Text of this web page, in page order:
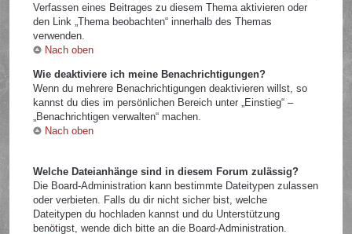
Verfassen eines Beitrages zu diesem Thema aktivieren oder
den Link „Thema beobachten“ innerhalb des Themas
verwenden.
Nach oben
Wie deaktiviere ich meine Benachrichtigungen?
Wenn du mehrere Benachrichtigungen deaktivieren willst, so
kannst du dies im persönlichen Bereich unter „Einstieg“ –
„Benachrichtigen verwalten“ machen.
Nach oben
Welche Dateianhänge sind in diesem Forum zulässig?
Die Board-Administration kann bestimmte Dateitypen zulassen
oder verbieten. Falls du dir nicht sicher bist, welche
Dateitypen du hochladen kannst und du Unterstützung
benötigst, wende dich bitte an die Board-Administration.